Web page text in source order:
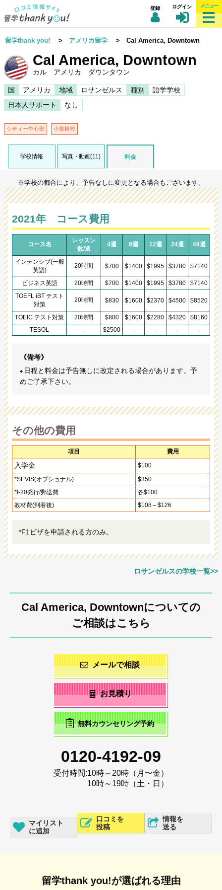
登録 ログイン メニュー
留学thank you! > アメリカ留学 > Cal America, Downtown
Cal America, Downtown
カル アメリカ ダウンタウン
国 アメリカ 地域 ロサンゼルス 種別
語学学校
日本人サポート
なし
シティー中心部 小規模校
学校情報 写真・動画(11) 料金
※学校の都合により、予告なしに変更となる場合もございます。
2021年 コース費用
コース名
レッスン
数/週
4週 8週 12週 24週 48週
インテンシブ(一般
英語)
20時間 $700 $1400 $1995 $3780 $7140
ビジネス英語 20時間 $700 $1400 $1995 $3780
$7140
TOEFL iBT テスト
対策
20時間 $830 $1600 $2370 $4500 $8520
TOEIC テスト対策 20時間 $800 $1600 $2280 $4320
$8160
TESOL
- $2500 - - - -
《備考》
日程と料金は予告無しに改定される場合があります。予
めご了承下さい。
その他の費用
項目 費用
入学金
$100
*SEVIS(オプショナル)
$350
*I-20発行/郵送費
各$100
教材費(到着後)
$108～$126
*F1ビザを申請される方のみ。
ロサンゼルスの学校一覧>>
Cal America, Downtownについての
ご相談はこちら
メールで相談
お見積り
無料カウンセリング予約
0120-4192-09
受付時間:10時～20時（月〜金）
10時～19時（土・日）
マイリスト
に追加
口コミを
投稿
情報を
送る
留学thank you!が選ばれる理由